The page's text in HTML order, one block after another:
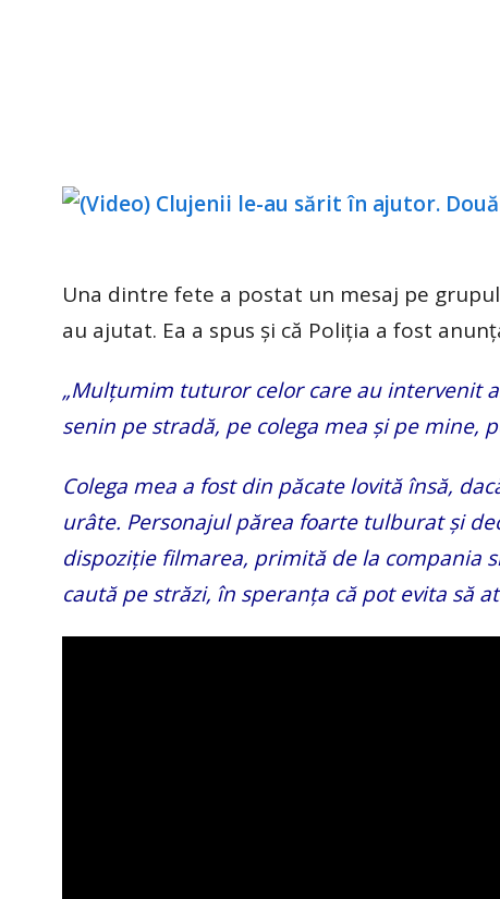
Una dintre fete a postat un mesaj pe
au ajutat. Ea a spus și că Poliția a fost
„Mulțumim tuturor celor care au intervenit
senin pe stradă, pe colega mea și pe mine,
Colega mea a fost din păcate lovită însă,
urâte. Personajul părea foarte tulburat și
dispoziție filmarea, primită de la compania
caută pe străzi, în speranța că pot evita să